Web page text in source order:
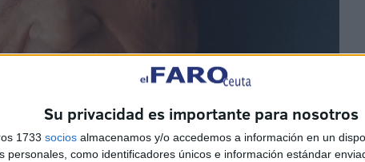
Su privacidad es importante para nosotros
1733 socios almacenamos y/o accedemos a información en un
personales, como identificadores únicos e información estándar